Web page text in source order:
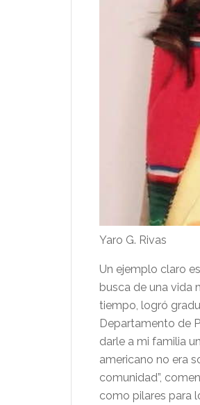
Yaro G. Rivas
Un ejemplo claro
busca de una vida
tiempo, logró
Departamento de
darle a mi familia
americano no era
comunidad”,
como pilares para